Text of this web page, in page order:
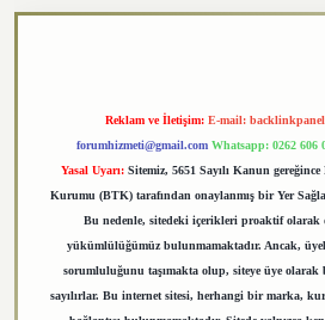
Reklam ve İletişim: E-mail:
forumhizmeti@gmail.com Whatsapp: 0262 606
Yasal Uyarı: Sitemiz, 5651 Sayılı Kanun
Kurumu (BTK) tarafından onaylanmış bir Yer
Bu nedenle, sitedeki içerikleri proaktif olarak
yükümlülüğümüz bulunmamaktadır. Ancak,
sorumluluğunu taşımakta olup, siteye üye
sayılırlar. Bu internet sitesi, herhangi bir marka,